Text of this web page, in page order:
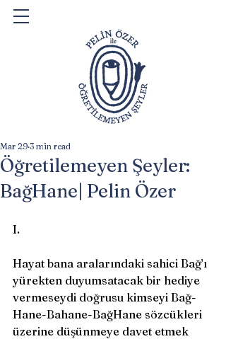
Öğretilemeyen Şeyler:
BağHane| Pelin Özer
Mar 29 3 min read
I.
Hayat bana aralarındaki sahici Bağ’ı
yürekten duyumsatacak bir hediye
vermeseydi doğrusu kimseyi Bağ-
Hane-Bahane-BağHane sözcükleri
üzerine düşünmeye davet etmek